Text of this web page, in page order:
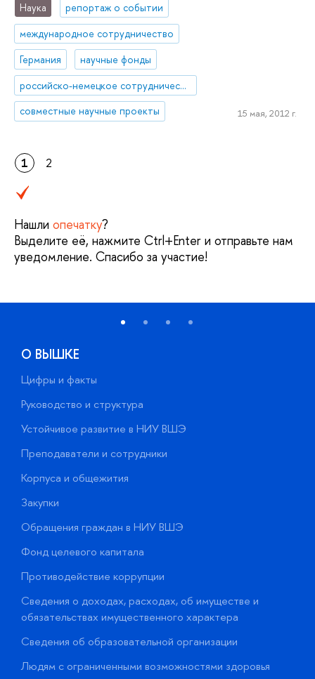
Наука
репортаж о событии
международное сотрудничество
Германия
научные фонды
российско-немецкое сотрудничество
совместные научные проекты
15 мая, 2012 г.
1 2
Нашли опечатку?
Выделите её, нажмите Ctrl+Enter и отправьте нам
уведомление. Спасибо за участие!
О ВЫШКЕ
Цифры и факты
Руководство и структура
Устойчивое развитие в НИУ ВШЭ
Преподаватели и сотрудники
Корпуса и общежития
Закупки
Обращения граждан в НИУ ВШЭ
Фонд целевого капитала
Противодействие коррупции
Сведения о доходах, расходах, об имуществе и
обязательствах имущественного характера
Сведения об образовательной организации
Людям с ограниченными возможностями здоровья